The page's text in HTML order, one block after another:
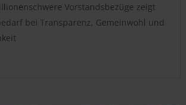
Vorstandsbezüge zeigt
bei Transparenz, Gemeinwohl und